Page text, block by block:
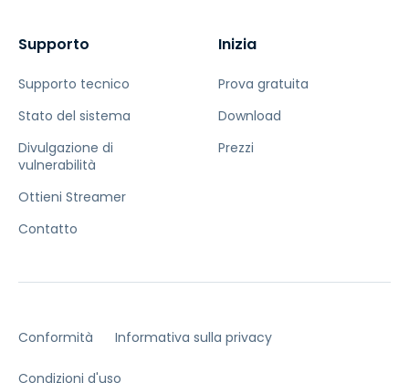
Supporto
Supporto tecnico
Stato del sistema
Divulgazione di
vulnerabilità
Ottieni Streamer
Contatto
Inizia
Prova gratuita
Download
Prezzi
Conformità Informativa sulla privacy
Condizioni d'uso